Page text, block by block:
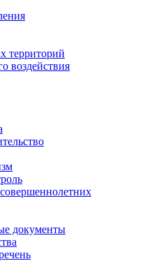
территорий
воздействия
документы